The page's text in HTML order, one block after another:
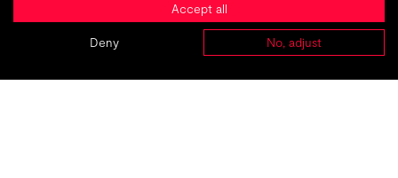
AGENTUREN KARRIERE
TMC_The
Marketing Company
Accept all
Deny No, adjust